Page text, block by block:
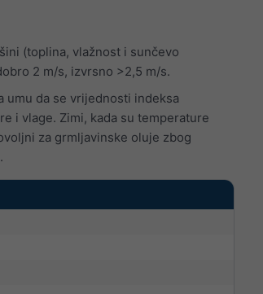
(toplina, vlažnost i sunčevo
2 m/s, izvrsno >2,5 m/s.
umu da se vrijednosti indeksa
i vlage. Zimi, kada su temperature
za grmljavinske oluje zbog